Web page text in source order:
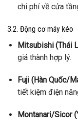
chi phí về cửa
3.2. Động cơ máy kéo
Mitsubishi (Thái
giá thành hợp lý.
Fuji (Hàn Quốc/
tiết kiệm điện
Montanari/Sicor